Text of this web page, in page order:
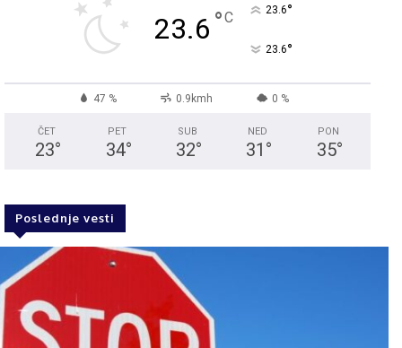
23.6 °C 23.6°
23.6°
47 % 0.9kmh 0 %
ČET
23°
PET
34°
SUB
32°
NED
31 °
PON
35°
Poslednje vesti